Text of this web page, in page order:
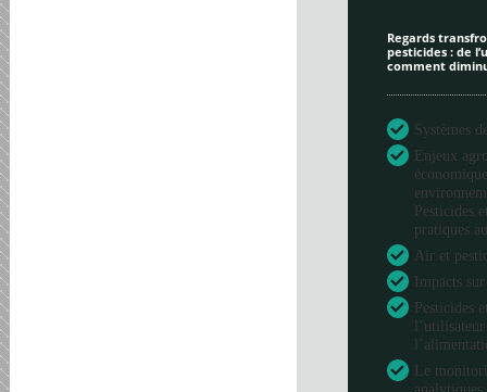
Regards
pesticides : de
comment
Systèmes
Enjeux
Pesticides
pratiques
Air et
Impacts
Pesticides
Le